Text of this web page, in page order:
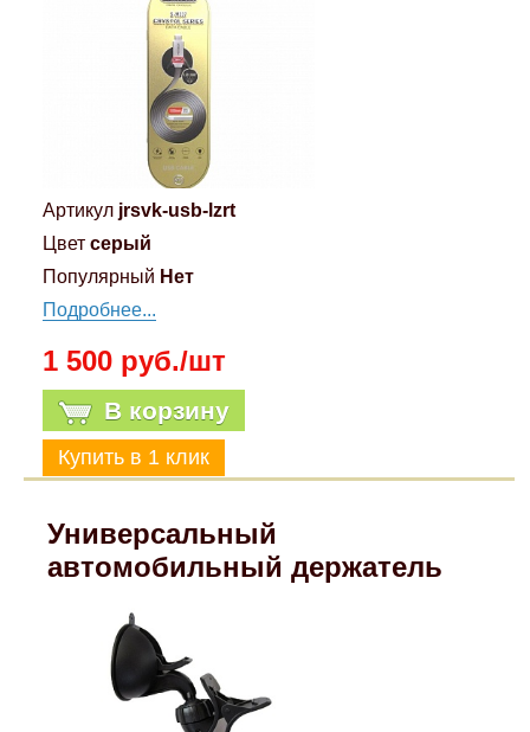
Артикул jrsvk-usb-lzrt
Цвет серый
Популярный Нет
Подробнее...
1 500 руб./шт
В корзину
Универсальный
автомобильный держатель
Компрессионные фитинги Poliext
Kia
Lada
Lexus
Mazda
Mitsubishi
Флуоресцентные краски
Шпатлевки, штукатурки
Эмали универсальные акриловые
Грунтовки, защитные лаки
Магнитные панели на холодильник